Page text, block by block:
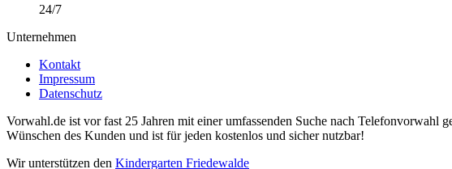
24/7
Unternehmen
Kontakt
Impressum
Datenschutz
Vorwahl.de ist vor fast 25 Jahren mit einer umfassenden Suche nach Telefonvorwahl
Wünschen des Kunden und ist für jeden kostenlos und sicher nutzbar!
Wir unterstützen den Kindergarten Friedewalde